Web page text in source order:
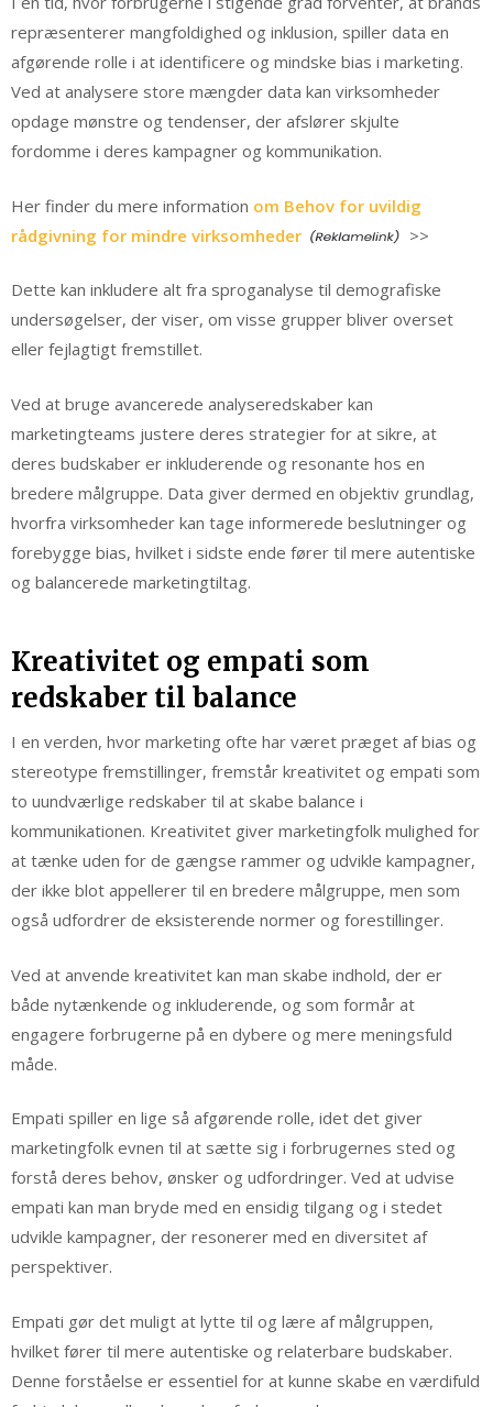
repræsenterer mangfoldighed og inklusion, spiller data en
afgørende rolle i at identificere og mindske bias i marketing.
Ved at analysere store mængder data kan virksomheder
opdage mønstre og tendenser, der afslører skjulte
fordomme i deres kampagner og kommunikation.
Her finder du mere information om Behov for uvildig
rådgivning for mindre virksomheder
>>
Dette kan inkludere alt fra sproganalyse til demografiske
undersøgelser, der viser, om visse grupper bliver overset
eller fejlagtigt fremstillet.
Ved at bruge avancerede analyseredskaber kan
marketingteams justere deres strategier for at sikre, at
deres budskaber er inkluderende og resonante hos en
bredere målgruppe. Data giver dermed en objektiv grundlag,
hvorfra virksomheder kan tage informerede beslutninger og
forebygge bias, hvilket i sidste ende fører til mere autentiske
og balancerede marketingtiltag.
Kreativitet og empati som
redskaber til balance
I en verden, hvor marketing ofte har været præget af bias og
stereotype fremstillinger, fremstår kreativitet og empati som
to uundværlige redskaber til at skabe balance i
kommunikationen. Kreativitet giver marketingfolk mulighed for
at tænke uden for de gængse rammer og udvikle kampagner,
der ikke blot appellerer til en bredere målgruppe, men som
også udfordrer de eksisterende normer og forestillinger.
Ved at anvende kreativitet kan man skabe indhold, der er
både nytænkende og inkluderende, og som formår at
engagere forbrugerne på en dybere og mere meningsfuld
måde.
Empati spiller en lige så afgørende rolle, idet det giver
marketingfolk evnen til at sætte sig i forbrugernes sted og
forstå deres behov, ønsker og udfordringer. Ved at udvise
empati kan man bryde med en ensidig tilgang og i stedet
udvikle kampagner, der resonerer med en diversitet af
perspektiver.
Empati gør det muligt at lytte til og lære af målgruppen,
hvilket fører til mere autentiske og relaterbare budskaber.
Denne forståelse er essentiel for at kunne skabe en værdifuld